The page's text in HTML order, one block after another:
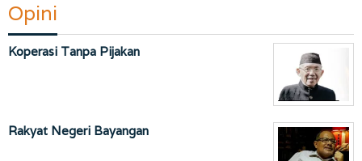
Opini
Koperasi Tanpa Pijakan
Rakyat Negeri Bayangan